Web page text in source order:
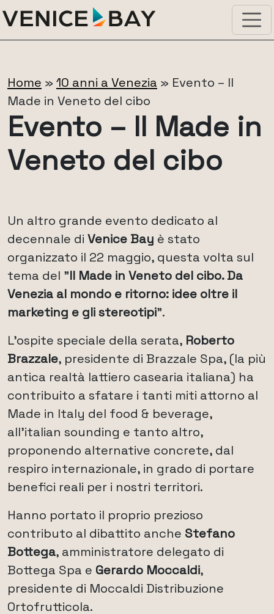
Home » 10 anni a Venezia » Evento – Il
Made in Veneto del cibo
Evento – Il Made in
Veneto del cibo
Un altro grande evento dedicato al
decennale di Venice Bay è stato
organizzato il 22 maggio, questa volta sul
tema del "Il Made in Veneto del cibo. Da
Venezia al mondo e ritorno: idee oltre il
marketing e gli stereotipi".
L'ospite speciale della serata, Roberto
Brazzale, presidente di Brazzale Spa, (la più
antica realtà lattiero casearia italiana) ha
contribuito a sfatare i tanti miti attorno al
Made in Italy del food & beverage,
all'italian sounding e tanto altro,
proponendo alternative concrete, dal
respiro internazionale, in grado di portare
benefici reali per i nostri territori.
Hanno portato il proprio prezioso
contributo al dibattito anche Stefano
Bottega, amministratore delegato di
Bottega Spa e Gerardo Moccaldi,
presidente di Moccaldi Distribuzione
Ortofrutticola.